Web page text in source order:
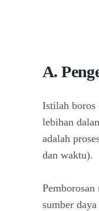
A.
Istilah boros
lebihan
adalah
dan waktu).
sumber